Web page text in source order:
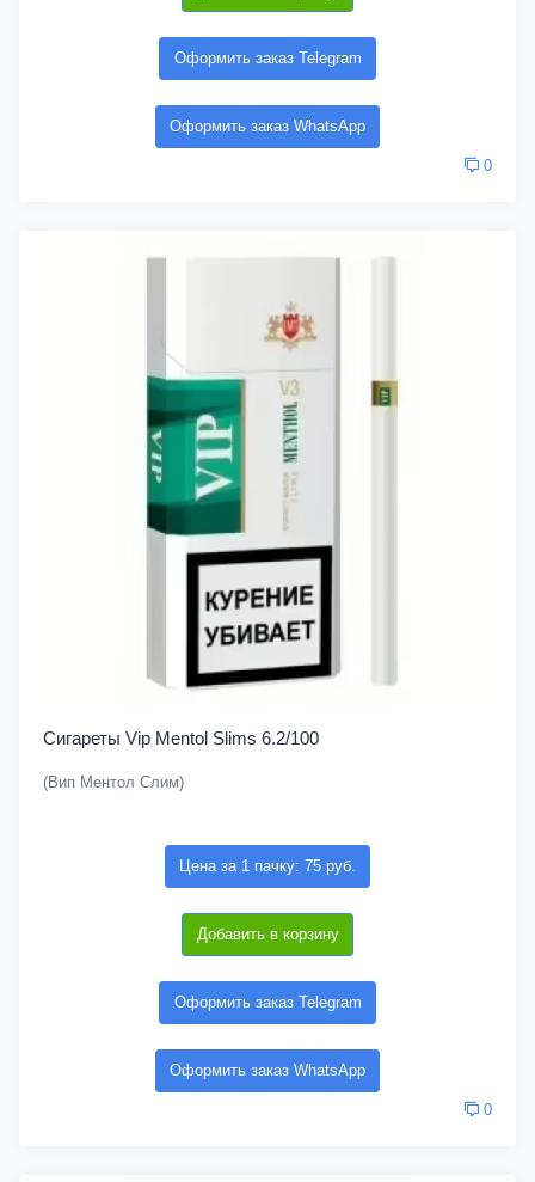
Оформить заказ Telegram
Оформить заказ WhatsApp
0
Сигареты Vip Mentol Slims 6.2/100
(Вип Ментол Слим)
Цена за 1 пачку: 75 руб.
Добавить в корзину
Оформить заказ Telegram
Оформить заказ WhatsApp
0